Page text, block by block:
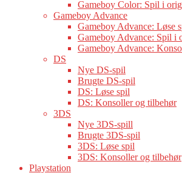
Gameboy Color: Spil i
Gameboy Advance
Gameboy Advance: Løse
Gameboy Advance: Spil i
Gameboy Advance:
DS
Nye DS-spil
Brugte DS-spil
DS: Løse spil
DS: Konsoller og tilbehør
3DS
Nye 3DS-spill
Brugte 3DS-spil
3DS: Løse spil
3DS: Konsoller og tilbehør
Playstation